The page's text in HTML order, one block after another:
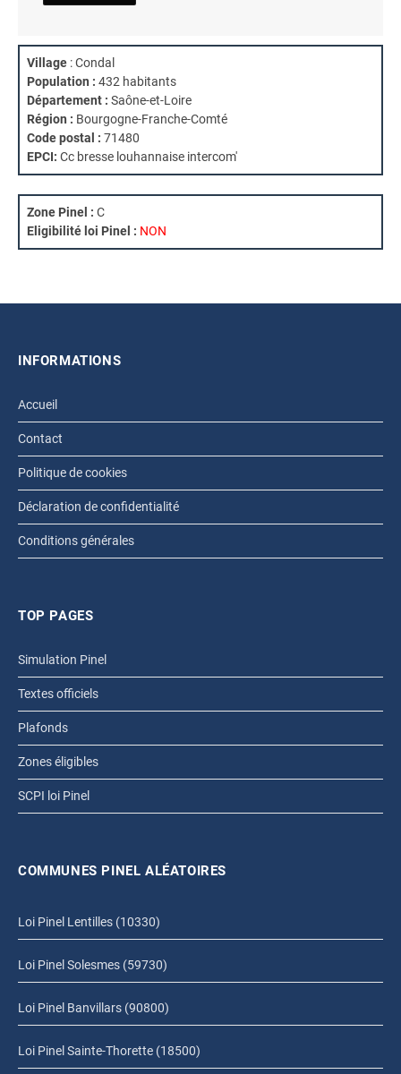
Village : Condal
Population : 432 habitants
Département : Saône-et-Loire
Région : Bourgogne-Franche-Comté
Code postal : 71480
EPCI: Cc bresse louhannaise intercom'
Zone Pinel : C
Eligibilité loi Pinel : NON
INFORMATIONS
Accueil
Contact
Politique de cookies
Déclaration de confidentialité
Conditions générales
TOP PAGES
Simulation Pinel
Textes officiels
Plafonds
Zones éligibles
SCPI loi Pinel
COMMUNES PINEL ALÉATOIRES
Loi Pinel Lentilles (10330)
Loi Pinel Solesmes (59730)
Loi Pinel Banvillars (90800)
Loi Pinel Sainte-Thorette (18500)